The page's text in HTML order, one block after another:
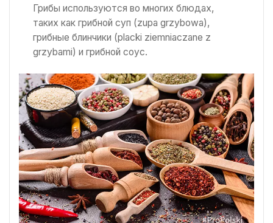
Грибы используются во многих блюдах,
таких как грибной суп (zupa grzybowa),
грибные блинчики (placki ziemniaczane z
grzybami) и грибной соус.